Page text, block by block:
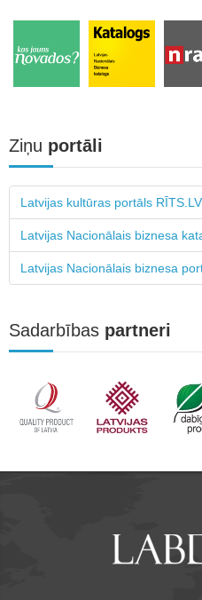
Ziņu portāli
Latvijas kultūras portāls RĪTS.LV
Latvijas Nacionālais biznesa
Latvijas Nacionālais biznesa
Sadarbības partneri